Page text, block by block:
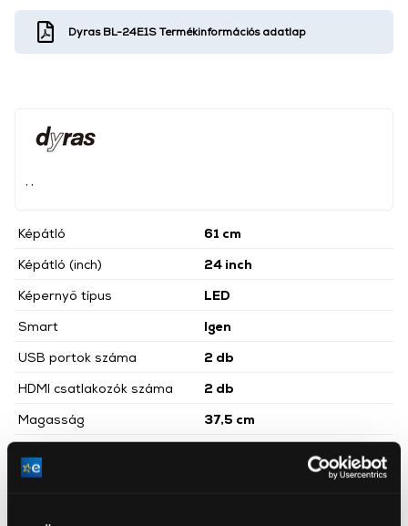
Képátló
61 cm
Képátló (inch)
24 inch
Képernyő típus
LED
Smart
Igen
USB portok száma
2 db
HDMI csatlakozók száma
2 db
Magasság
37,5 cm
Mélység
Dyras BL-24E1S Termékinformációs adatlap